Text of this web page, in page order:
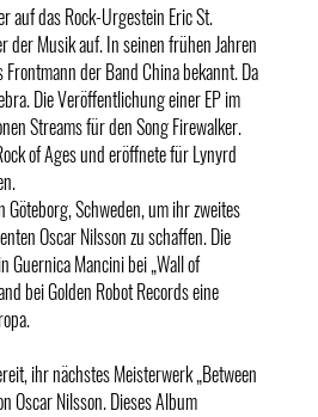
auf das Rock-Urgestein Eric St.
der Musik auf. In seinen frühen Jahren
der Band China bekannt. Da
Die Veröffentlichung einer EP im
Streams für den Song Firewalker.
of Ages und eröffnete für Lynyrd
Schweden, um ihr zweites
Oscar Nilsson zu schaffen. Die
Guernica Mancini bei „Wall of
bei Golden Robot Records eine
ihr nächstes Meisterwerk „Between
Oscar Nilsson. Dieses Album